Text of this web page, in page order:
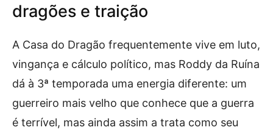
dragões e traição
A Casa do Dragão frequentemente vive em luto,
vingança e cálculo político, mas Roddy da Ruína
dá à 3ª temporada uma energia diferente: um
guerreiro mais velho que conhece que a guerra
é terrível, mas ainda assim a trata como seu